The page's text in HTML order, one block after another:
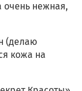
очень нежная,
(делаю
кожа на